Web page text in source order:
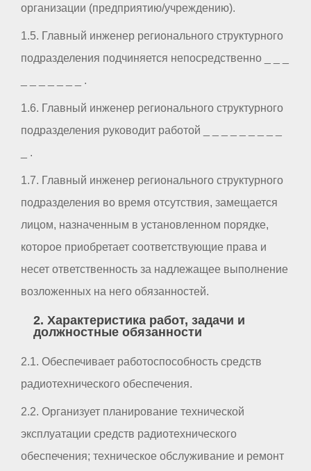
организации (предприятию/учреждению).
1.5. Главный инженер регионального структурного
подразделения подчиняется непосредственно _ _ _
_ _ _ _ _ _ _ .
1.6. Главный инженер регионального структурного
подразделения руководит работой _ _ _ _ _ _ _ _ _
_ .
1.7. Главный инженер регионального структурного
подразделения во время отсутствия, замещается
лицом, назначенным в установленном порядке,
которое приобретает соответствующие права и
несет ответственность за надлежащее выполнение
возложенных на него обязанностей.
2. Характеристика работ, задачи и
должностные обязанности
2.1. Обеспечивает работоспособность средств
радиотехнического обеспечения.
2.2. Организует планирование технической
эксплуатации средств радиотехнического
обеспечения; техническое обслуживание и ремонт